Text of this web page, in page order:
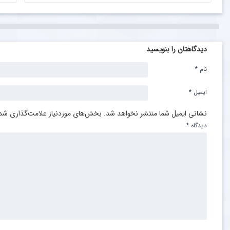
دیدگاهتان را بنویسید
نشانی ایمیل شما منتشر نخواهد شد. بخش‌های موردنیاز علامت‌گذاری
دیدگاه *
نام *
ایمیل *